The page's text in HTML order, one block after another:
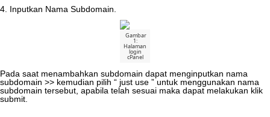
4 Inputkan Nama Subdomain
Gambar
1:
Halaman
login
cPanel
Pada saat menambahkan subdomain dapat menginputkan nama
subdomain >> kemudian pilih “ just use ” untuk menggunakan nama
subdomain tersebut apabila telah sesuai maka dapat melakukan klik
submit